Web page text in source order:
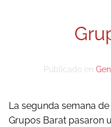
Publicado en
La segunda semana
Grupos Barat pasaron